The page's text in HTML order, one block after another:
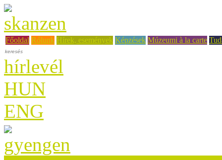
Főoldal Rólunk Hírek, események Képzések Múzeumi à la carte
hírlevél
HUN
ENG